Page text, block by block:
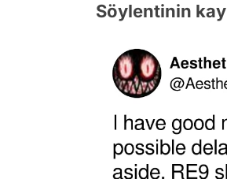
Söylentinin